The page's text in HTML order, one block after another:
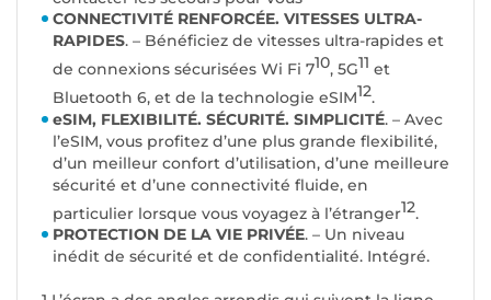
CONNECTIVITÉ RENFORCÉE. VITESSES ULTRA-
RAPIDES. – Bénéficiez de vitesses ultra-rapides et
de connexions sécurisées Wi Fi 710, 5G11 et
Bluetooth 6, et de la technologie eSIM12.
eSIM, FLEXIBILITÉ. SÉCURITÉ. SIMPLICITÉ. – Avec
l’eSIM, vous profitez d’une plus grande flexibilité,
d’un meilleur confort d’utilisation, d’une meilleure
sécurité et d’une connectivité fluide, en
particulier lorsque vous voyagez à l’étranger12.
PROTECTION DE LA VIE PRIVÉE. – Un niveau
inédit de sécurité et de confidentialité. Intégré.